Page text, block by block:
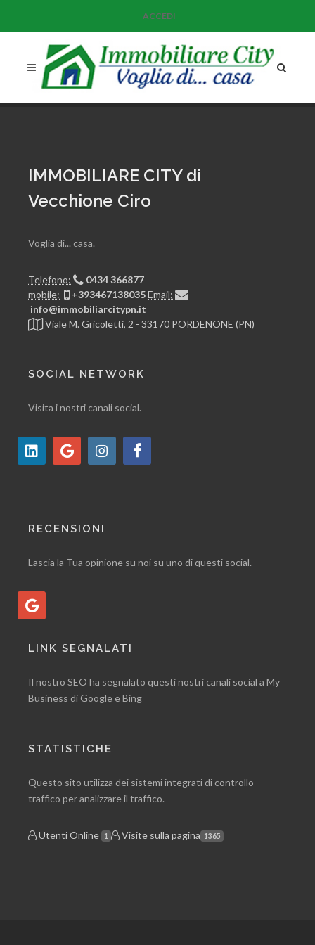
ACCEDI
IMMOBILIARE CITY di
Vecchione Ciro
Voglia di... casa.
Telefono:
0434 366877
mobile:
+393467138035Email:
info@immobiliarcitypn.it
Viale M. Gricoletti, 2 - 33170 PORDENONE (PN)
SOCIAL NETWORK
Visita i nostri canali social.
RECENSIONI
Lascia la Tua opinione su noi su uno di questi social.
LINK SEGNALATI
Il nostro SEO ha segnalato questi nostri canali social a My
Business di Google e Bing
STATISTICHE
Questo sito utilizza dei sistemi integrati di controllo
traffico per analizzare il traffico.
Utenti Online 1 Visite sulla pagina 1365